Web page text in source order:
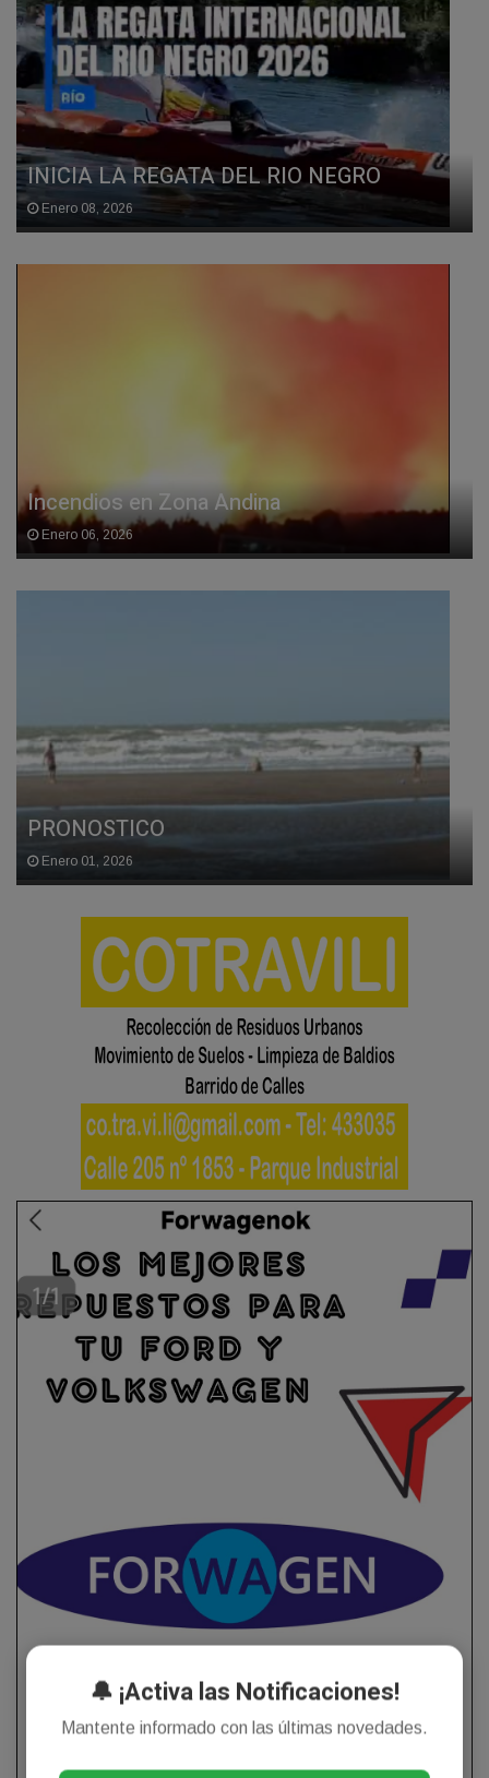
INICIA LA REGATA DEL RIO NEGRO
Enero 08, 2026
Incendios en Zona Andina
Enero 06, 2026
PRONOSTICO
Enero 01, 2026
🔔 ¡Activa las Notificaciones!
Mantente informado con las últimas novedades.